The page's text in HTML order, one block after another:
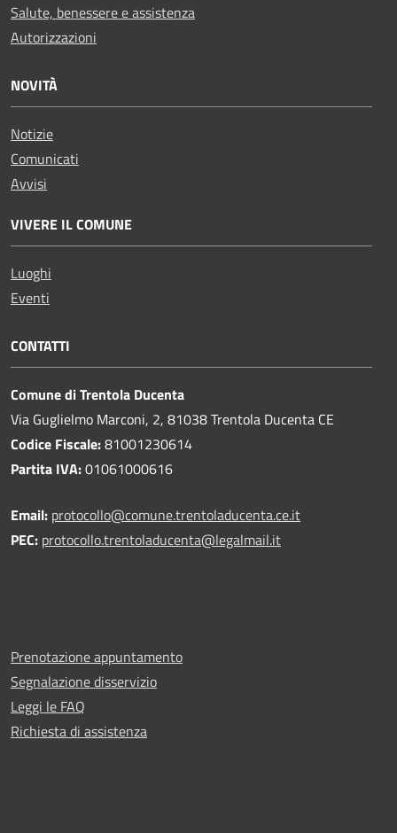
Salute, benessere e assistenza
Autorizzazioni
NOVITÀ
Notizie
Comunicati
Avvisi
VIVERE IL COMUNE
Luoghi
Eventi
CONTATTI
Comune di Trentola Ducenta
Via Guglielmo Marconi, 2, 81038 Trentola Ducenta CE
Codice Fiscale:81001230614
Partita IVA:01061000616
Email: protocollo@comune.trentoladucenta.ce.it
PEC: protocollo.trentoladucenta@legalmail.it
Prenotazione appuntamento
Segnalazione disservizio
Leggi le FAQ
Richiesta di assistenza